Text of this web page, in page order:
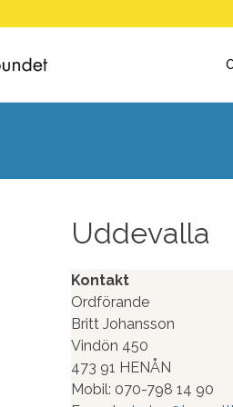
Uddevalla
Kontakt
Ordförande
Britt Johansson
Vindön 450
473 91 HENÅN
Mobil: 070-798 14 90